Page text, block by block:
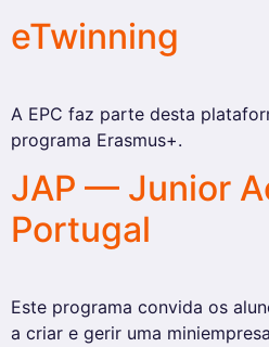
eTwinning
A EPC faz parte desta
programa Erasmus+.
JAP — Junior
Portugal
Este programa convida os
a criar e gerir uma